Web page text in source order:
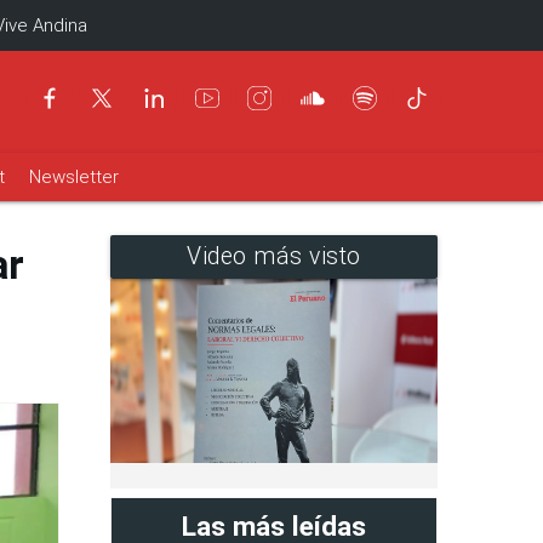
Andina
Newsletter
Video más visto
Las más leídas